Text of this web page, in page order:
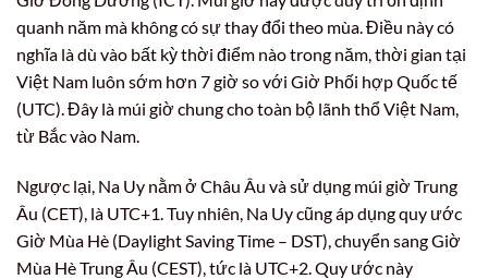
quanh năm mà không có sự thay đổi theo mùa. Điều này có
nghĩa là dù vào bất kỳ thời điểm nào trong năm, thời gian tại
Việt Nam luôn sớm hơn 7 giờ so với Giờ Phối hợp Quốc tế
(UTC). Đây là múi giờ chung cho toàn bộ lãnh thổ Việt Nam,
từ Bắc vào Nam.
Ngược lại, Na Uy nằm ở Châu Âu và sử dụng múi giờ Trung
Âu (CET), là UTC+1. Tuy nhiên, Na Uy cũng áp dụng quy ước
Giờ Mùa Hè (Daylight Saving Time – DST), chuyển sang Giờ
Mùa Hè Trung Âu (CEST), tức là UTC+2. Quy ước này